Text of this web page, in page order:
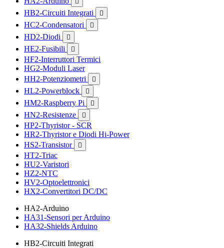
HB2-Circuiti Integrati 
HC2-Condensatori 
HD2-Diodi 
HE2-Fusibili 
HF2-Interruttori Termici
HG2-Moduli Laser
HH2-Potenziometri

HL2-Powerblock 
HM2-Raspberry Pi 
HN2-Resistenze 
HP2-Thyristor - SCR
HR2-Thyristor e Diodi Hi-Power
HS2-Transistor

HT2-Triac
HU2-Varistori
HZ2-NTC
HV2-Optoelettronici
HX2-Convertitori DC/DC
HA2-Arduino
HA31-Sensori per Arduino
HA32-Shields Arduino
HB2-Circuiti Integrati